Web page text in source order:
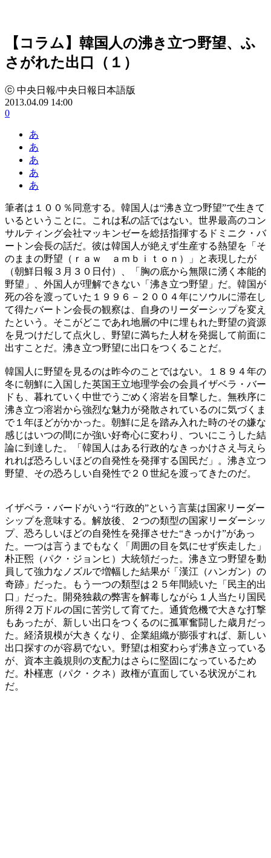
【コラム】韓国人の沸き立つ野望、ふ
さがれた出口（１）
ⓒ 中央日報/中央日報日本語版
2013.04.09 14:00
0
あ
あ
あ
あ
あ
筆者は１００％同意する。韓国人は“沸き立つ野望”で生きて
いるということに。これは私の話ではない。世界最高のコン
サルティング会社マッキンゼーを総括指揮するドミニク・バ
ートン会長の話だ。彼は韓国人が絶えず生産する熱望を「そ
のままの野望（ｒａｗ ａｍｂｉｔｏｎ）」と表現したが
（朝鮮日報３月３０日付）、「胸の底から無限に湧く本能的
野望」、外国人が理解できない「沸き立つ野望」だ。韓国が
死の谷を渡っていた１９９６－２００４年にソウルに滞在し
て得たバートン会長の観察は、自身のリーダーシップを変え
たという。そこがどこであれ地層の中に埋もれた野望の資源
を見つけだして点火し、野望に満ちた人材を発掘して前面に
出すことだ。沸き立つ野望に出口をつくることだ。
韓国人に野望を見るのは昨今のことではない。１８９４年の
冬に朝鮮に入国した英国王立地理学会の会員イザベラ・バー
ドも、暮れていく中世でうごめく溶岩を目撃した。無秩序に
沸き立つ溶岩から強烈な魅力が発散されているのに気づくま
で１年ほどがかかった。朝鮮に足を踏み入れた時のその嫌な
感じはいつの間にか強い好奇心に変わり、ついにこうした結
論に到達した。「韓国人はある行政的なきっかけさえ与えら
れれば恐ろしいほどの自発性を発揮する国民だ」。沸き立つ
野望、その恐ろしい自発性で２０世紀を渡ってきたのだ。
イザベラ・バードがいう“行政的”という言葉は国家リーダー
シップを意味する。解放後、２つの類型の国家リーダーシッ
プ、恐ろしいほどの自発性を発揮させた“きっかけ”があっ
た。一つは言うまでもなく「周囲の目を気にせず疾走した」
朴正煕（パク・ジョンヒ）大統領だった。沸き立つ野望を動
員して強力なノズルで増幅した結果が「漢江（ハンガン）の
奇跡」だった。もう一つの類型は２５年間続いた「民主的出
口」だった。開発独裁の弊害を解毒しながら１人当たり国民
所得２万ドルの国に苦労して育てた。通貨危機で大きな打撃
もあったが、新しい出口をつくるのに孤軍奮闘した歳月だっ
た。経済規模が大きくなり、企業組織が膨張すれば、新しい
出口探すのが容易でない。野望は相変わらず沸き立っている
が、資本主義規則の支配力はさらに堅固になっているため
だ。朴槿恵（パク・クネ）政権が直面している状況がこれ
だ。